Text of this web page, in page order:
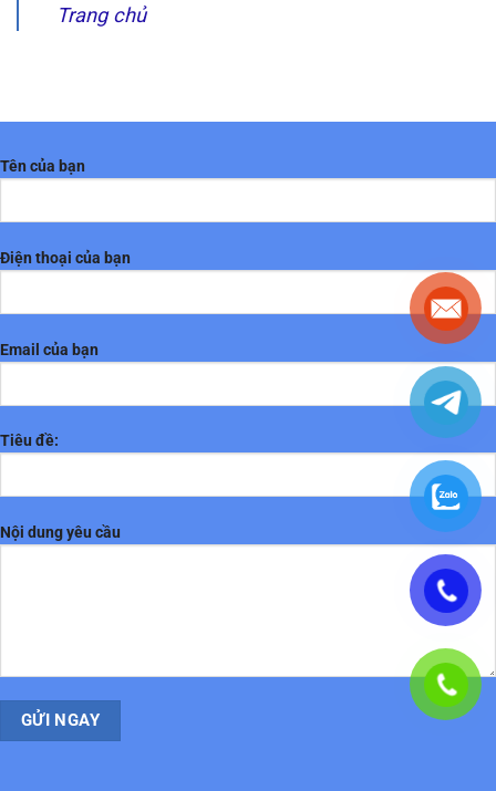
Trang chủ
Tên của bạn
Điện thoại của bạn
Email của bạn
Tiêu đề:
Nội dung yêu cầu